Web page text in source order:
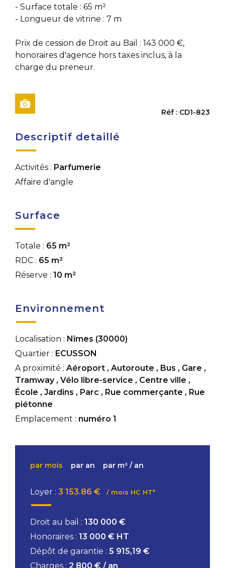
- Surface totale : 65 m²
- Longueur de vitrine : 7 m
Prix de cession de Droit au Bail : 143 000 €,
honoraires d'agence hors taxes inclus, à la
charge du preneur.
Réf : CD1-823
Descriptif detaillé
Activités : Parfumerie
Affaire d'angle
Surface
Totale : 65 m²
RDC : 65 m²
Réserve : 10 m²
Environnement
Localisation : Nîmes (30000)
Quartier : ECUSSON
A proximité : Aéroport , Autoroute , Bus , Gare ,
Tramway , Vélo libre-service , Centre ville ,
École , Jardins , Parc , Rue commerçante , Rue
piétonne
Emplacement : numéro 1
par mois par an par m² / an
Loyer : 3 153.86 € / mois HC HT*
Droit au bail : 130 000 €
Honoraires : 13 000 € HT
Dépôt de garantie : 5 915,19 €
Charges : 2 800 € / an